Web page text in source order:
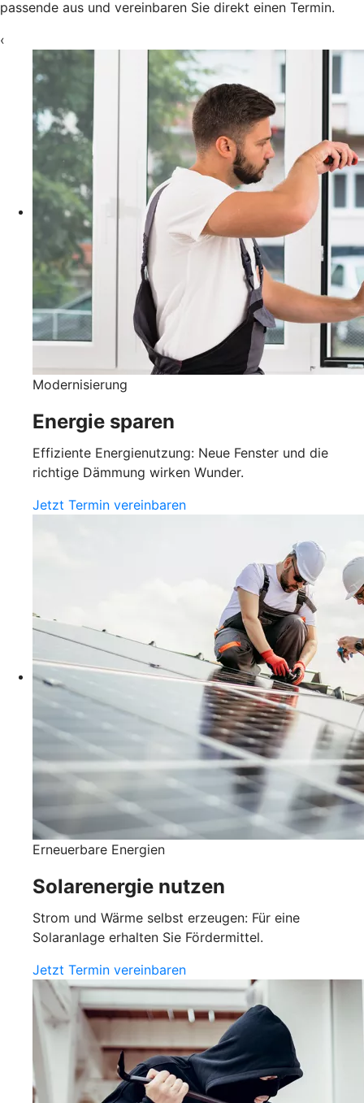
passende aus und vereinbaren Sie direkt einen Termin.
‹
Modernisierung
Energie sparen
Effiziente Energienutzung: Neue Fenster und die
richtige Dämmung wirken Wunder.
Jetzt Termin vereinbaren
Erneuerbare Energien
Solarenergie nutzen
Strom und Wärme selbst erzeugen: Für eine
Solaranlage erhalten Sie Fördermittel.
Jetzt Termin vereinbaren